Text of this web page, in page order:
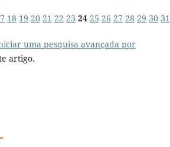
18 19 20 21 22 23 24 25 26 27 28 29 30 31
uma pesquisa avançada por
artigo.